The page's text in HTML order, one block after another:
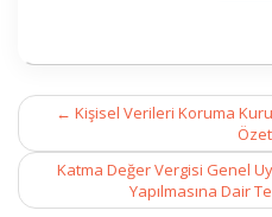
Post
navigation
← Kişisel Verileri Koruma
Katma Değer Vergisi Genel
Yapılmasına Dair